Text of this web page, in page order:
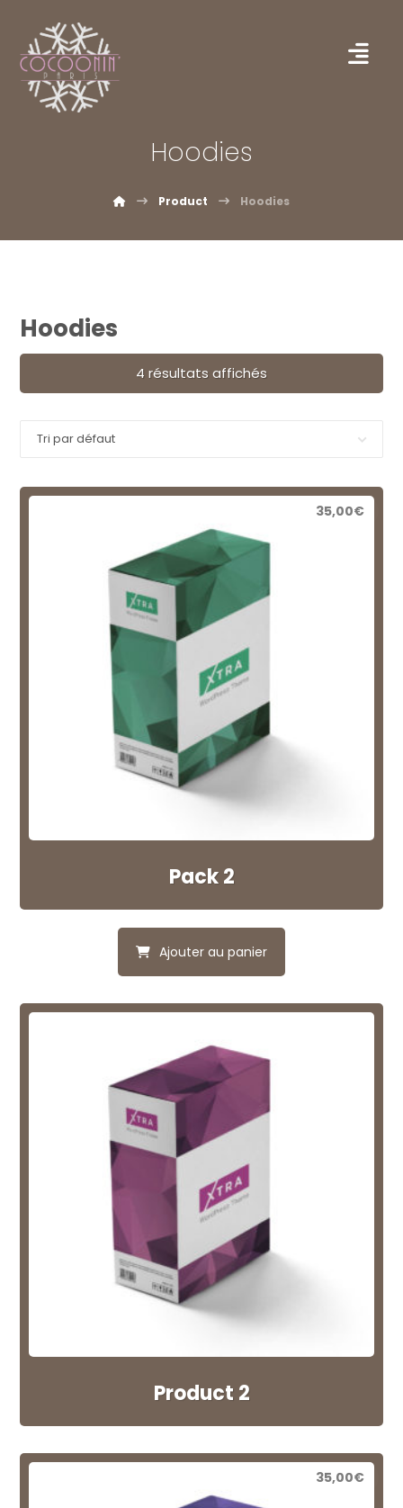
Hoodies
Product Hoodies
Hoodies
4 résultats affichés
Tri par défaut
Pack 2
35,00€
Ajouter au panier
Product 2
35,00€